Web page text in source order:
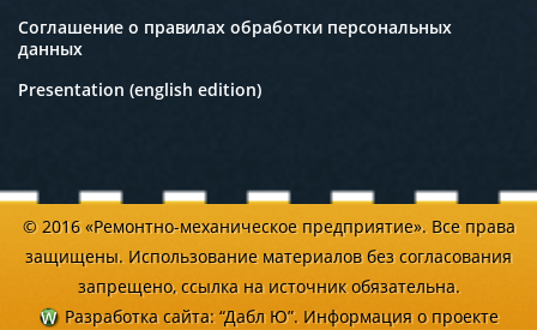
Соглашение о правилах обработки персональных
данных
Presentation (english edition)
© 2016 «Ремонтно-механическое предприятие». Все права
защищены. Использование материалов без согласования
запрещено, ссылка на источник обязательна.
Разработка сайта: “Дабл Ю”. Информация о проекте